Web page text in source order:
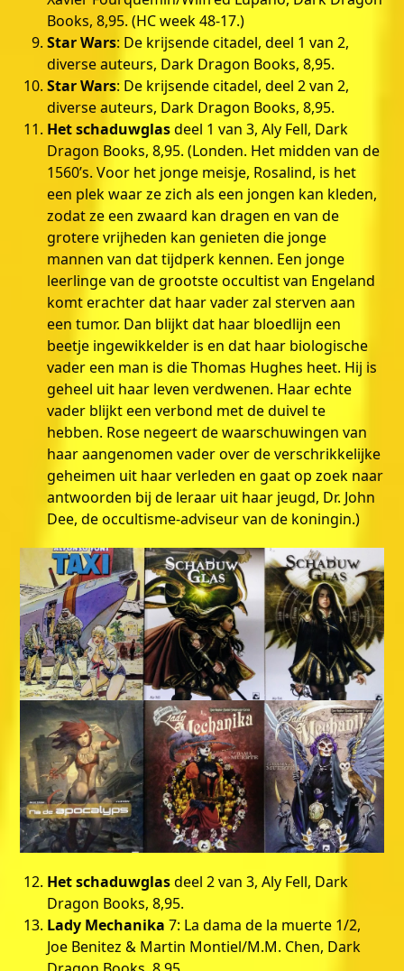
Books, 8,95. (HC week 48-17.)
Star Wars: De krijsende citadel, deel 1 van 2,
diverse auteurs, Dark Dragon Books, 8,95.
Star Wars: De krijsende citadel, deel 2 van 2,
diverse auteurs, Dark Dragon Books, 8,95.
Het schaduwglasdeel 1 van 3, Aly Fell, Dark
Dragon Books, 8,95. (Londen. Het midden van de
1560’s. Voor het jonge meisje, Rosalind, is het
een plek waar ze zich als een jongen kan kleden,
zodat ze een zwaard kan dragen en van de
grotere vrijheden kan genieten die jonge
mannen van dat tijdperk kennen. Een jonge
leerlinge van de grootste occultist van Engeland
komt erachter dat haar vader zal sterven aan
een tumor. Dan blijkt dat haar bloedlijn een
beetje ingewikkelder is en dat haar biologische
vader een man is die Thomas Hughes heet. Hij is
geheel uit haar leven verdwenen. Haar echte
vader blijkt een verbond met de duivel te
hebben. Rose negeert de waarschuwingen van
haar aangenomen vader over de verschrikkelijke
geheimen uit haar verleden en gaat op zoek naar
antwoorden bij de leraar uit haar jeugd, Dr. John
Dee, de occultisme-adviseur van de koningin.)
Het schaduwglasdeel 2 van 3, Aly Fell, Dark
Dragon Books, 8,95.
Lady Mechanika 7: La dama de la muerte 1/2,
Joe Benitez & Martin Montiel/M.M. Chen, Dark